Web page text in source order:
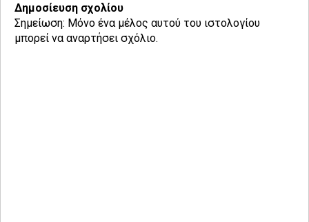
Δημοσίευση σχολίου
Σημείωση: Μόνο ένα μέλος αυτού του ιστολογίου
μπορεί να αναρτήσει σχόλιο.